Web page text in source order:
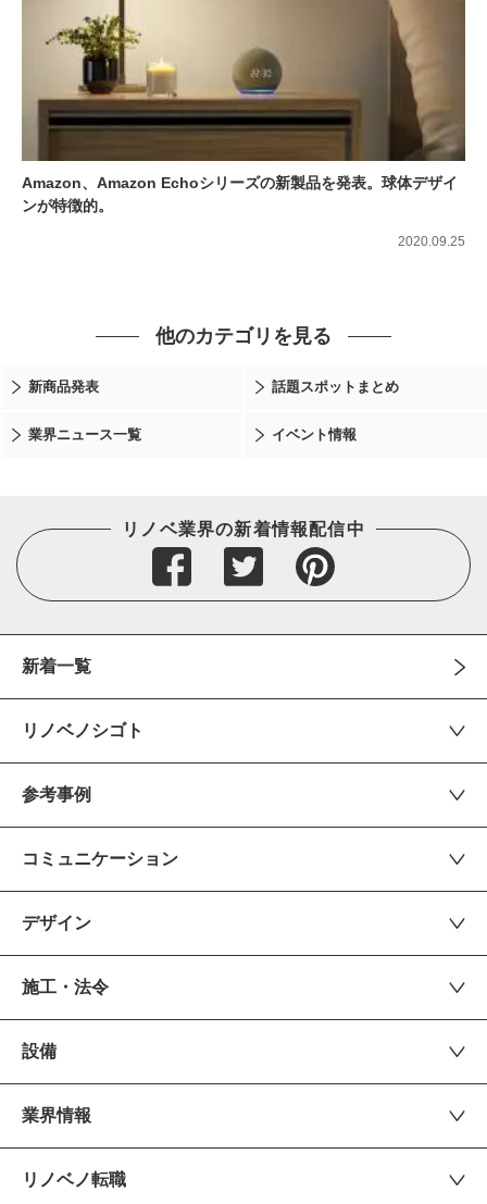
Amazon、Amazon Echoシリーズの新製品を発表。球体デザイ
ンが特徴的。
2020.09.25
他のカテゴリを見る
新商品発表 話題スポットまとめ
業界ニュース一覧 イベント情報
リノベ業界の新着情報配信中
新着一覧
リノベノシゴト
参考事例
コミュニケーション
デザイン
施工・法令
設備
業界情報
リノベノ転職